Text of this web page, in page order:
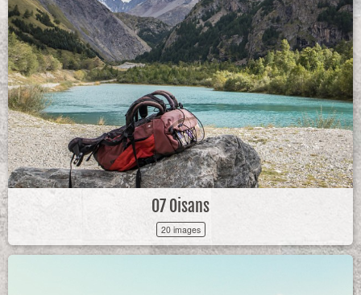
07 Oisans
20 images